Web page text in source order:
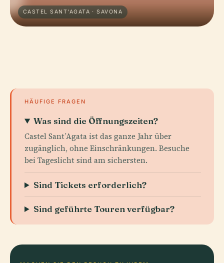
CASTEL SANT'AGATA · SAVONA
HÄUFIGE FRAGEN
Was sind die Öffnungszeiten?
Castel Sant’Agata ist das ganze Jahr über
zugänglich, ohne Einschränkungen. Besuche
bei Tageslicht sind am sichersten.
Sind Tickets erforderlich?
Sind geführte Touren verfügbar?